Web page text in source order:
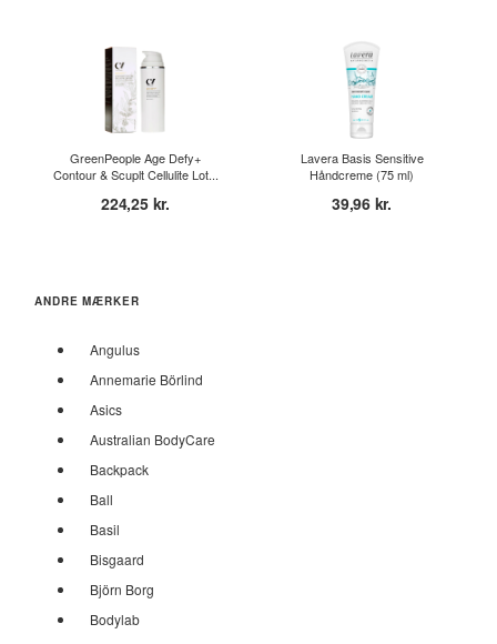
GreenPeople Age Defy+
Contour & Scuplt Cellulite Lot...
224,25 kr.
Lavera Basis Sensitive
Håndcreme (75 ml)
39,96 kr.
ANDRE MÆRKER
Angulus
Annemarie Börlind
Asics
Australian BodyCare
Backpack
Ball
Basil
Bisgaard
Björn Borg
Bodylab